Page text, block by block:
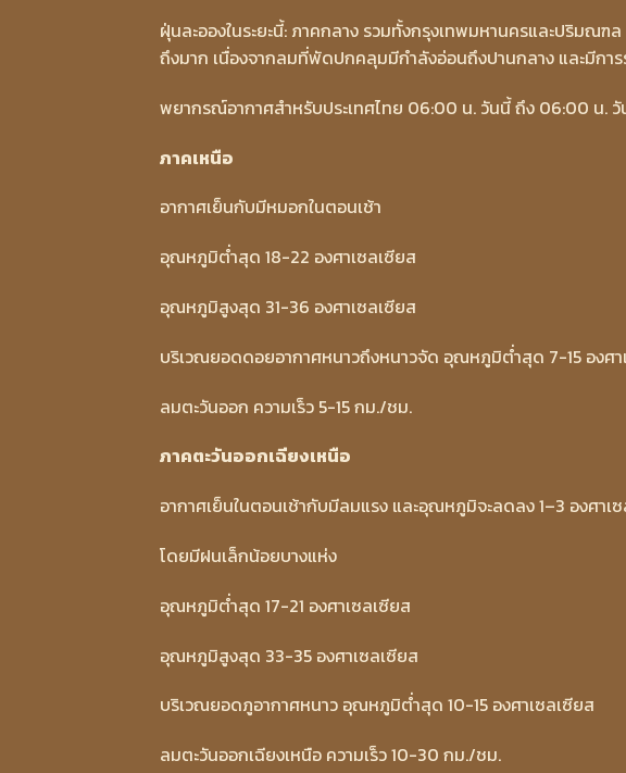
ฝุ่นละอองในระยะนี้: ภาคกลาง รวมทั้งกรุงเทพมหานครและปริมณ
ถึงมาก เนื่องจากลมที่พัดปกคลุมมีกำลังอ่อนถึงปานกลาง และมีกา
พยากรณ์อากาศสำหรับประเทศไทย 06:00 น. วันนี้ ถึง 06:00 น.
ภาคเหนือ
อากาศเย็นกับมีหมอกในตอนเช้า
อุณหภูมิต่ำสุด 18-22 องศาเซลเซียส
อุณหภูมิสูงสุด 31-36 องศาเซลเซียส
บริเวณยอดดอยอากาศหนาวถึงหนาวจัด อุณหภูมิต่ำสุด 7-15 องศา
ลมตะวันออก ความเร็ว 5-15 กม./ชม.
ภาคตะวันออกเฉียงเหนือ
อากาศเย็นในตอนเช้ากับมีลมแรง และอุณหภูมิจะลดลง 1–3 องศาเ
โดยมีฝนเล็กน้อยบางแห่ง
อุณหภูมิต่ำสุด 17-21 องศาเซลเซียส
อุณหภูมิสูงสุด 33-35 องศาเซลเซียส
บริเวณยอดภูอากาศหนาว อุณหภูมิต่ำสุด 10-15 องศาเซลเซียส
ลมตะวันออกเฉียงเหนือ ความเร็ว 10-30 กม./ชม.